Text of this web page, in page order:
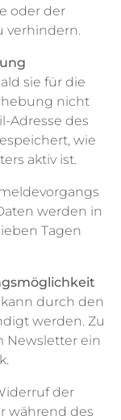
oder der
verhindern.
sie für die
nicht
Adresse des
wie
aktiv ist.
werden in
Tagen
durch den
werden. Zu
Newsletter ein
der
während des